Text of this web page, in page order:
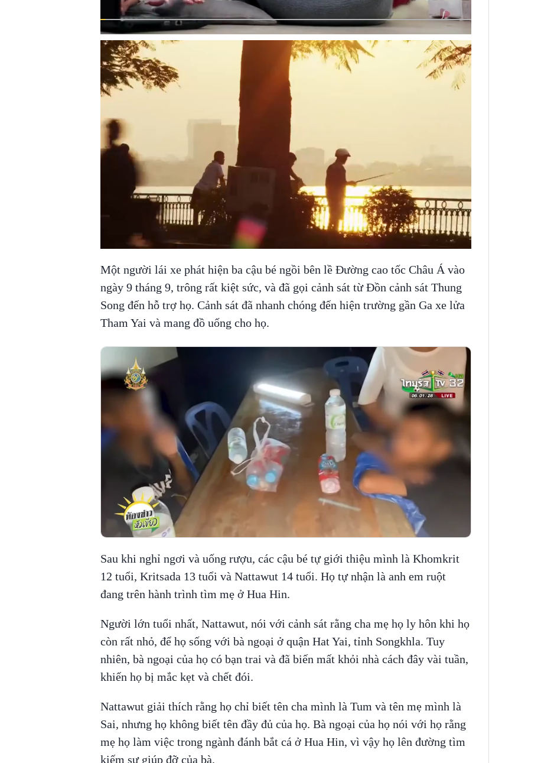
Một người lái xe phát hiện ba cậu bé ngồi bên lề Đường cao tốc Châu Á vào
ngày 9 tháng 9, trông rất kiệt sức, và đã gọi cảnh sát từ Đồn cảnh sát Thung
Song đến hỗ trợ họ. Cảnh sát đã nhanh chóng đến hiện trường gần Ga xe lửa
Tham Yai và mang đồ uống cho họ.
Sau khi nghỉ ngơi và uống rượu, các cậu bé tự giới thiệu mình là Khomkrit
12 tuổi, Kritsada 13 tuổi và Nattawut 14 tuổi. Họ tự nhận là anh em ruột
đang trên hành trình tìm mẹ ở Hua Hin.
Người lớn tuổi nhất, Nattawut, nói với cảnh sát rằng cha mẹ họ ly hôn khi họ
còn rất nhỏ, để họ sống với bà ngoại ở quận Hat Yai, tỉnh Songkhla. Tuy
nhiên, bà ngoại của họ có bạn trai và đã biến mất khỏi nhà cách đây vài tuần,
khiến họ bị mắc kẹt và chết đói.
Nattawut giải thích rằng họ chỉ biết tên cha mình là Tum và tên mẹ mình là
Sai, nhưng họ không biết tên đầy đủ của họ. Bà ngoại của họ nói với họ rằng
mẹ họ làm việc trong ngành đánh bắt cá ở Hua Hin, vì vậy họ lên đường tìm
kiếm sự giúp đỡ của bà.